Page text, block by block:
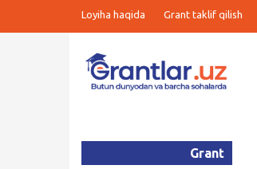
Loyiha haqida Grant taklif qilish
Grant